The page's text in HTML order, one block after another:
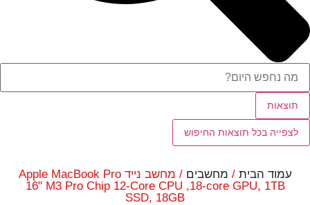
תוצאות
לצפייה בכל תוצאות החיפוש
עמוד הבית / מחשבים
/ מחשב נייד Apple MacBook Pro
16" M3 Pro Chip 12-Core CPU ,18‑core GPU, 1TB
SSD, 18GB